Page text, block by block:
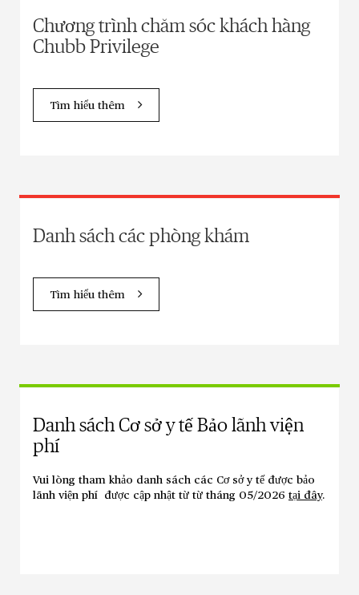
Chương trình chăm sóc khách hàng
Chubb Privilege
Tìm hiểu thêm
Danh sách các phòng khám
Tìm hiểu thêm
Danh sách Cơ sở y tế Bảo lãnh viện
phí
Vui lòng tham khảo danh sách các Cơ sở y tế được bảo
lãnh viện phí được cập nhật từ từ tháng 05/2026 tại đây.